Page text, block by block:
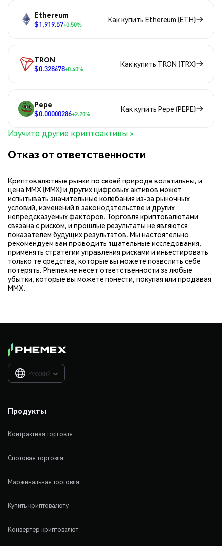
Ethereum
$1,919.57+0.50%
Как купить Ethereum (ETH)
TRON
$0.328678+0.40%
Как купить TRON (TRX)
Pepe
$0.00000286+2.20%
Как купить Pepe (PEPE)
Изучите другие криптоактивы >
Отказ от ответственности
Криптовалютные рынки по своей природе волатильны, и
цена MMX (MMX) и других цифровых активов может
испытывать значительные колебания из-за рыночных
условий, изменений в законодательстве и других
непредсказуемых факторов. Торговля криптовалютами
связана с риском, и прошлые результаты не являются
показателем будущих результатов. Мы настоятельно
рекомендуем вам проводить тщательные исследования,
применять стратегии управления рисками и инвестировать
только те средства, которые вы можете позволить себе
потерять. Phemex не несет ответственности за любые
убытки, которые вы можете понести, покупая или продавая
MMX.
Русский 
Продукты
Контрактная торговля
Спотовая торговля
Маржинальная торговля
Купить криптовалюту
Конвертер криптовалют